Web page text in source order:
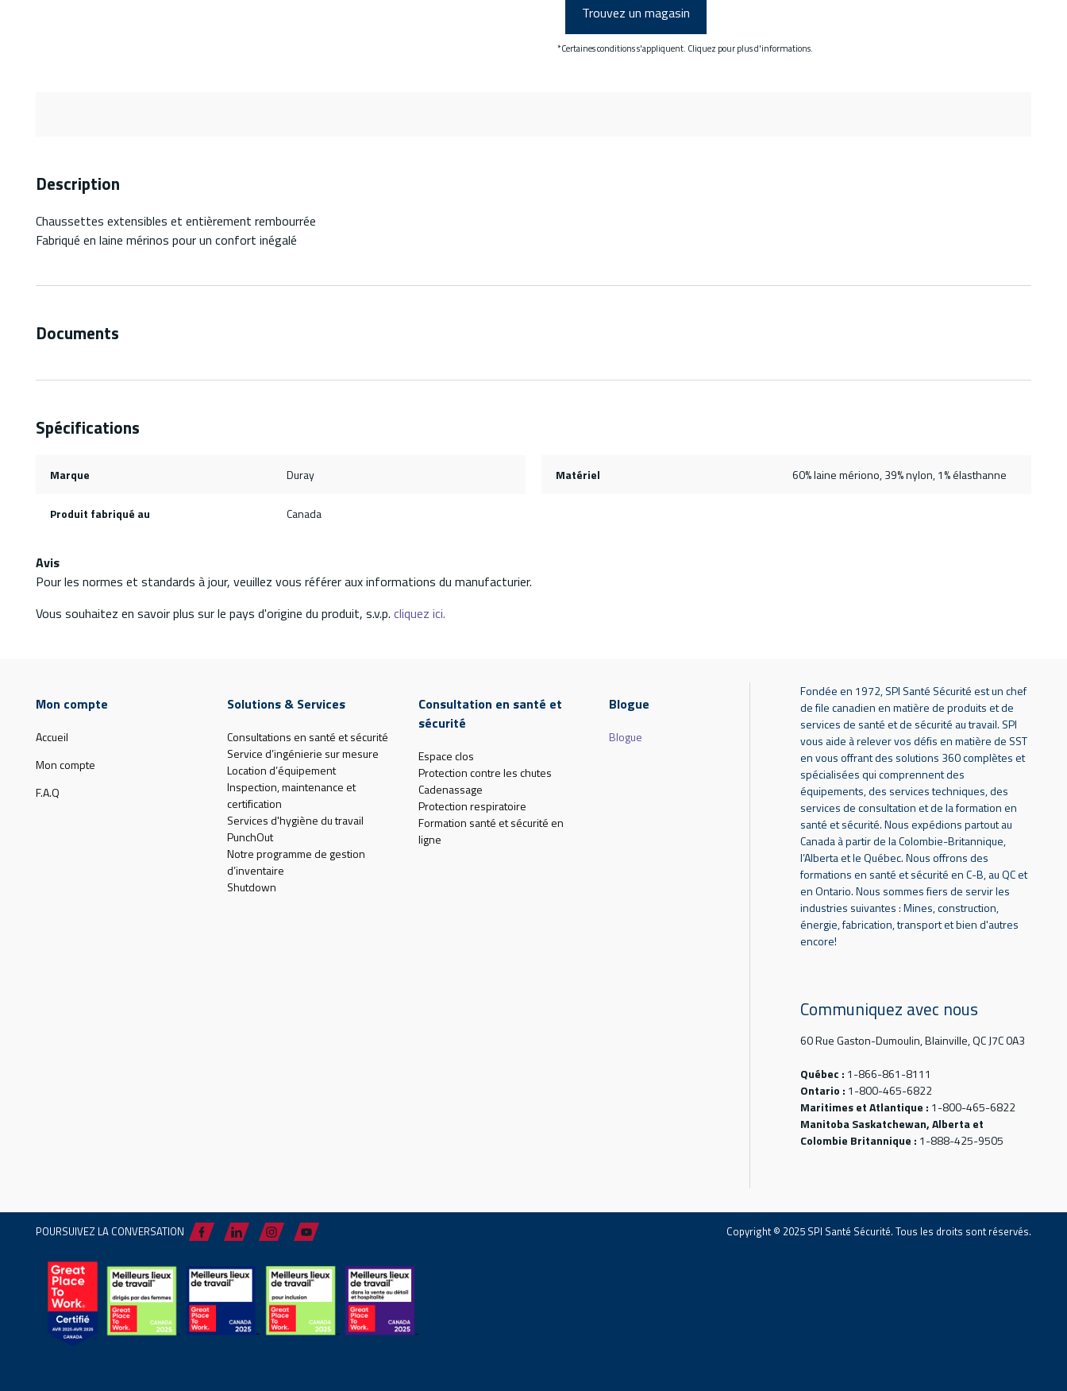
Trouvez un magasin
*Certaines conditions s'appliquent. Cliquez pour plus d'informations.
Description
Chaussettes extensibles et entièrement rembourrée
Fabriqué en laine mérinos pour un confort inégalé
Documents
Spécifications
Marque Duray Matériel 60% laine mériono, 39% nylon, 1% élasthanne
Produit fabriqué au Canada
Avis
Pour les normes et standards à jour, veuillez vous référer aux informations du manufacturier.
Vous souhaitez en savoir plus sur le pays d'origine du produit, s.v.p. cliquez ici.
Mon compte
Accueil
Mon compte
F.A.Q
Solutions & Services
Consultations en santé et sécurité
Service d’ingénierie sur mesure
Location d’équipement
Inspection, maintenance et
certification
Services d'hygiène du travail
PunchOut
Notre programme de gestion
d’inventaire
Shutdown
Consultation en santé et
sécurité
Espace clos
Protection contre les chutes
Cadenassage
Protection respiratoire
Formation santé et sécurité en
ligne
Blogue
Blogue
Fondée en 1972, SPI Santé Sécurité est un chef
de file canadien en matière de produits et de
services de santé et de sécurité au travail. SPI
vous aide à relever vos défis en matière de SST
en vous offrant des solutions 360 complètes et
spécialisées qui comprennent des
équipements, des services techniques, des
services de consultation et de la formation en
santé et sécurité. Nous expédions partout au
Canada à partir de la Colombie-Britannique,
l’Alberta et le Québec. Nous offrons des
formations en santé et sécurité en C-B, au QC et
en Ontario. Nous sommes fiers de servir les
industries suivantes : Mines, construction,
énergie, fabrication, transport et bien d'autres
encore!
Communiquez avec nous
60 Rue Gaston-Dumoulin, Blainville, QC J7C 0A3
Québec : 1-866-861-8111
Ontario : 1-800-465-6822
Maritimes et Atlantique : 1-800-465-6822
Manitoba Saskatchewan, Alberta et
Colombie Britannique : 1-888-425-9505
POURSUIVEZ LA CONVERSATION Copyright © 2025 SPI Santé Sécurité. Tous les droits sont réservés.